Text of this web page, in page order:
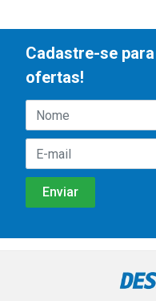
Cadastre-se
ofertas!